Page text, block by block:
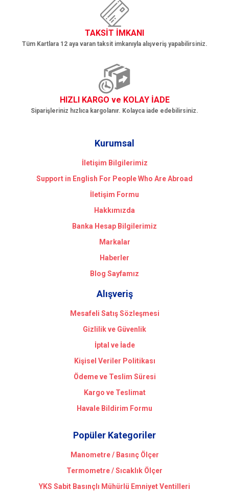
TAKSİT İMKANI
Tüm Kartlara 12 aya varan taksit imkanıyla alışveriş yapabilirsiniz.
HIZLI KARGO ve KOLAY İADE
Siparişleriniz hızlıca kargolanır. Kolayca iade edebilirsiniz.
Kurumsal
İletişim Bilgilerimiz
Support in English For People Who Are Abroad
İletişim Formu
Hakkımızda
Banka Hesap Bilgilerimiz
Markalar
Haberler
Blog Sayfamız
Alışveriş
Mesafeli Satış Sözleşmesi
Gizlilik ve Güvenlik
İptal ve İade
Kişisel Veriler Politikası
Ödeme ve Teslim Süresi
Kargo ve Teslimat
Havale Bildirim Formu
Popüler Kategoriler
Manometre / Basınç Ölçer
Termometre / Sıcaklık Ölçer
YKS Sabit Basınçlı Mühürlü Emniyet Ventilleri